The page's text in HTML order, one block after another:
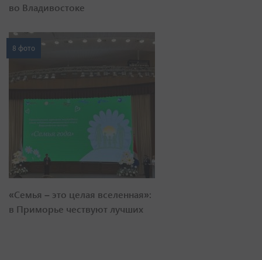
во Владивостоке
8 фото
«Семья – это целая вселенная»:
в Приморье чествуют лучших